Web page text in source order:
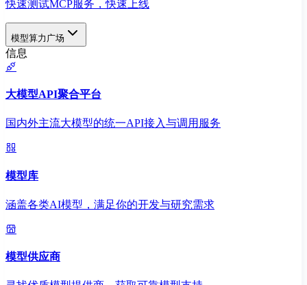
快速测试MCP服务，快速上线
模型算力广场
信息
大模型API聚合平台
国内外主流大模型的统一API接入与调用服务
模型库
涵盖各类AI模型，满足你的开发与研究需求
模型供应商